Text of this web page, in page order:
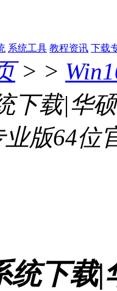
系统工具 教程资讯 下载
> >
统下载